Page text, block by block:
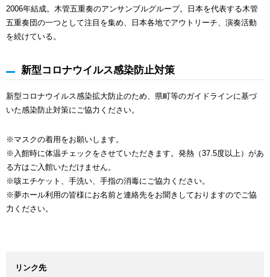
2006年結成。木管五重奏のアンサンブルグループ。日本を代表する木管
五重奏団の一つとして注目を集め、日本各地でアウトリーチ、演奏活動
を続けている。
新型コロナウイルス感染防止対策
新型コロナウイルス感染拡大防止のため、県町等のガイドラインに基づ
いた感染防止対策にご協力ください。
※マスクの着用をお願いします。
※入館時に体温チェックをさせていただきます。発熱（37.5度以上）があ
る方はご入館いただけません。
※咳エチケット、手洗い、手指の消毒にご協力ください。
※夢ホール利用の皆様にお名前と連絡先をお聞きしておりますのでご協
力ください。
リンク先